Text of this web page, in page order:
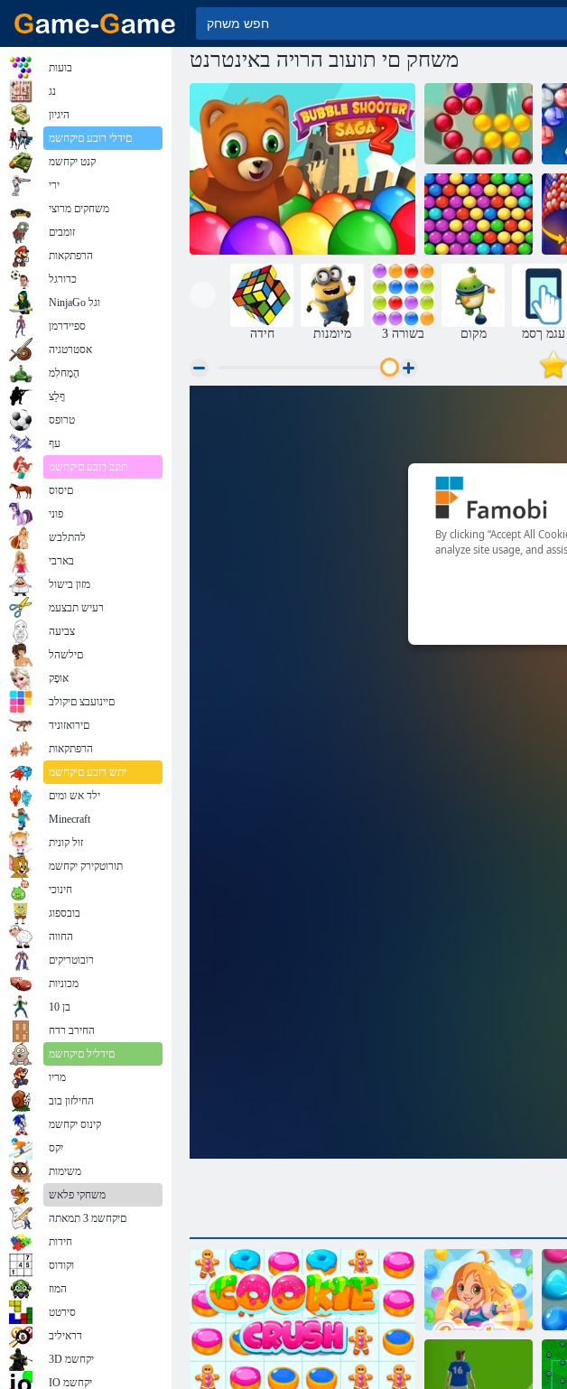
משחק םי תועוב הרויה באינטרנט
תועוב הרויה
הגאס
שדחמ הרויה
חידה מיומנות 3 בשורה מקום עגמ ךסמ
בועות
נג
היגיון
םידלי רובע םיקחשמ
קנט יקחשמ
ירי
משחקים מרוצי
זומבים
הרפתקאות
כדורגל
NinjaGo וגל
ספיידרמן
אסטרטגיה
הָמָחלִמ
ףָלַצ
טרופס
עף
תונב רובע םיקחשמ
םיסוס
פוני
להתלבש
בארבי
מזון בישול
רעיש תבצעמ
צביעה
םילשהל
אּופָק
םיינועבצ םיקולב
םירואזוניד
הרפתקאות
יתש רובע םיקחשמ
ילד אש ומים
Minecraft
זול קונית
תורוטקירק יקחשמ
חינוכי
בובספוג
החווה
רובוטריקים
מכוניות
בן 10
החירב רדח
םידליל םיקחשמ
מריו
החילזון בוב
קינוס יקחשמ
יִקס
משימות
משחקי פלאש
םיקחשמ 3 תמאתה
חידות
וקודוס
המוז
סירטט
דראיליב
3D יקחשמ
IO יקחשמ